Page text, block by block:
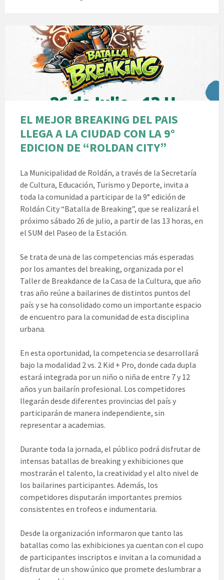
EL MEJOR BREAKING DEL PAIS
LLEGA A LA CIUDAD CON LA 9°
EDICION DE “ROLDAN CITY”
La Municipalidad de Roldán, a través de la Secretaría
de Cultura, Educación, Turismo y Deporte, invita a
toda la comunidad a participar de la 9° edición de
Roldán City “Batalla de Breaking”, que se realizará el
próximo sábado 26 de julio, a partir de las 13 horas, en
el SUM del Paseo de la Estación.
Se trata de una de las competencias más esperadas
por los amantes del breaking, organizada por el
Taller de Breakdance de la Casa de la Cultura, que año
tras año reúne a bailarines de distintos puntos del
país y se ha consolidado como un importante espacio
de encuentro para la comunidad de esta disciplina
urbana.
En esta oportunidad, la competencia se desarrollará
bajo la modalidad 2 vs. 2 Kid + Pro, donde cada dupla
estará integrada por un niño o niña de entre 7 y 12
años y un bailarín profesional. Los competidores
llegarán desde diferentes provincias del país y
participarán de manera independiente, sin
representar a academias.
Durante toda la jornada, el público podrá disfrutar de
intensas batallas de breaking y exhibiciones que
mostrarán el talento, la creatividad y el alto nivel de
los bailarines participantes. Además, los
competidores disputarán importantes premios
consistentes en trofeos e indumentaria.
Desde la organización informaron que tanto las
batallas como las exhibiciones ya cuentan con el cupo
de participantes inscriptos e invitan a la comunidad a
disfrutar de un show único que promete deslumbrar a